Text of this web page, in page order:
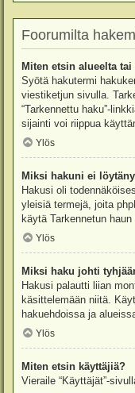
Foorumilta
Miten etsin alueelta
Syötä hakutermi
viestiketjun sivulla.
“Tarkennettu haku”-
sijainti voi riippua
Ylös
Miksi hakuni ei
Hakusi oli
yleisiä termejä, joita
käytä Tarkennetun
Ylös
Miksi haku johti
Hakusi palautti liian
käsittelemään niitä.
hakuehdoissa ja
Ylös
Miten etsin käyttäjiä?
Vieraile “Käyttäjät”-